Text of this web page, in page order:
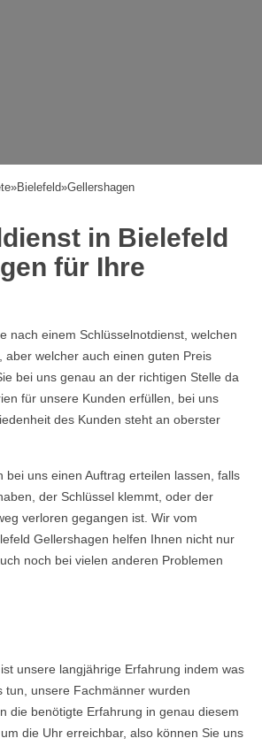
»Bielefeld»Gellershagen
in Bielefeld
für Ihre
nach einem Schlüsselnotdienst, welchen
aber welcher auch einen guten Preis
bei uns genau an der richtigen Stelle da
für unsere Kunden erfüllen, bei uns
des Kunden steht an oberster
bei uns einen Auftrag erteilen lassen, falls
der Schlüssel klemmt, oder der
verloren gegangen ist. Wir vom
Gellershagen helfen Ihnen nicht nur
noch bei vielen anderen Problemen
unsere langjährige Erfahrung indem was
tun, unsere Fachmänner wurden
die benötigte Erfahrung in genau diesem
die Uhr erreichbar, also können Sie uns